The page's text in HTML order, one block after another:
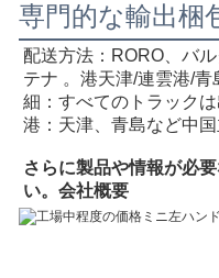
専門的な輸出梱
配送方法：RORO、バ
テナ 。港天津/連雲港/青
細：すべてのトラック
港：天津、青島など中
さらに製品や情報が必
い。 会社概要